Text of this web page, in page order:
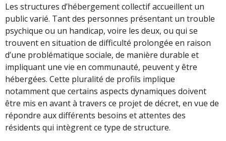
Les structures d’hébergement collectif accueillent un
public varié. Tant des personnes présentant un trouble
psychique ou un handicap, voire les deux, ou qui se
trouvent en situation de difficulté prolongée en raison
d’une problématique sociale, de manière durable et
impliquant une vie en communauté, peuvent y être
hébergées. Cette pluralité de profils implique
notamment que certains aspects dynamiques doivent
être mis en avant à travers ce projet de décret, en vue de
répondre aux différents besoins et attentes des
résidents qui intègrent ce type de structure.